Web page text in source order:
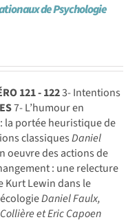
de Psychologie
121 - 1223- Intentions
7- L’humour en
la portée heuristique de
classiquesDaniel
oeuvre des actions de
: une relecture
Kurt Lewin dans le
Daniel Faulx,
et Eric Capoen